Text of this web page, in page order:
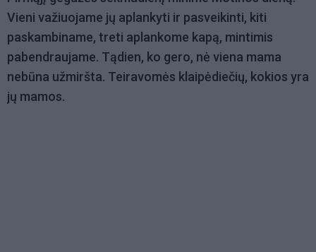
Vieni važiuojame jų aplankyti ir pasveikinti, kiti
paskambiname, treti aplankome kapą, mintimis
pabendraujame. Tądien, ko gero, nė viena mama
nebūna užmiršta. Teiravomės klaipėdiečių, kokios yra
jų mamos.